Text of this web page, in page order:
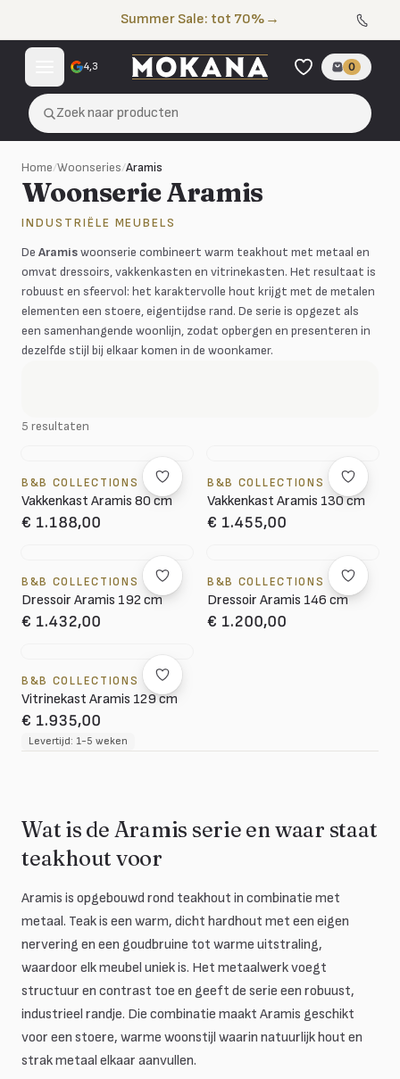
Summer Sale: tot 70% →
4,3 0
Zoek naar producten
Home/Woonseries/Aramis
Woonserie Aramis
INDUSTRIËLE MEUBELS
De Aramiswoonserie combineert warm teakhout met metaal en
omvat dressoirs, vakkenkasten en vitrinekasten. Het resultaat is
robuust en sfeervol: het karaktervolle hout krijgt met de metalen
elementen een stoere, eigentijdse rand. De serie is opgezet als
een samenhangende woonlijn, zodat opbergen en presenteren in
dezelfde stijl bij elkaar komen in de woonkamer.
5 resultaten
B&B COLLECTIONS
Vakkenkast Aramis 80 cm
€ 1.188,00
B&B COLLECTIONS
Vakkenkast Aramis 130 cm
€ 1.455,00
B&B COLLECTIONS
Dressoir Aramis 192 cm
€ 1.432,00
B&B COLLECTIONS
Dressoir Aramis 146 cm
€ 1.200,00
B&B COLLECTIONS
Vitrinekast Aramis 129 cm
€ 1.935,00
Levertijd: 1-5 weken
Wat is de Aramis serie en waar staat
teakhout voor
Aramis is opgebouwd rond teakhout in combinatie met
metaal. Teak is een warm, dicht hardhout met een eigen
nervering en een goudbruine tot warme uitstraling,
waardoor elk meubel uniek is. Het metaalwerk voegt
structuur en contrast toe en geeft de serie een robuust,
industrieel randje. Die combinatie maakt Aramis geschikt
voor een stoere, warme woonstijl waarin natuurlijk hout en
strak metaal elkaar aanvullen.